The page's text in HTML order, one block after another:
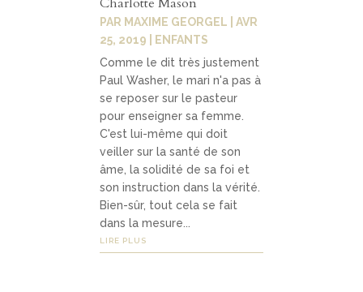
PAR MAXIME GEORGEL |AVR
25, 2019
ENFANTS
Comme le dit très justement
Paul Washer, le mari n'a pas à
se reposer sur le pasteur
pour enseigner sa femme.
C'est lui-même qui doit
veiller sur la santé de son
âme, la solidité de sa foi et
son instruction dans la vérité.
Bien-sûr, tout cela se fait
dans la mesure...
LIRE PLUS